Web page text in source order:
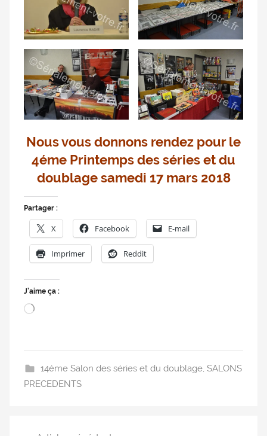
Nous vous donnons rendez pour le
4éme Printemps des séries et du
doublage samedi 17 mars 2018
Partager :
X Facebook E-mail
Imprimer Reddit
J’aime ça :
14éme Salon des séries et du doublage, SALONS
PRECEDENTS